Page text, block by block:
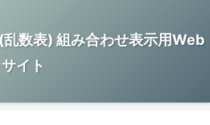
数表) 組み合わせ表示用Web
サイト